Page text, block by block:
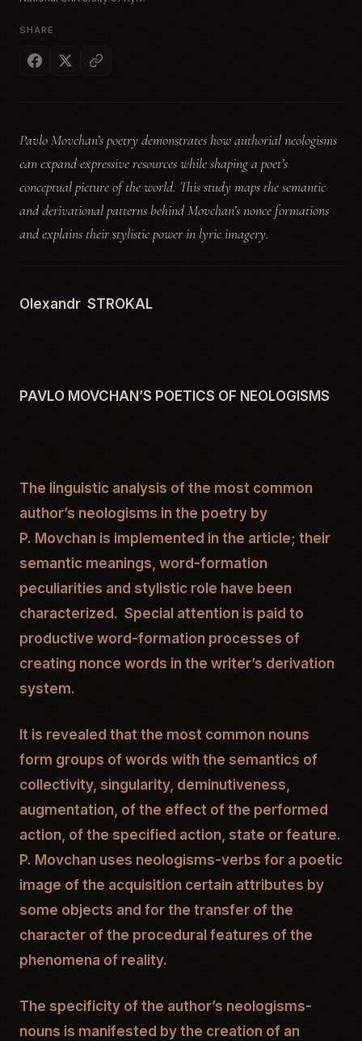
SHARE
Pavlo Movchan’s poetry demonstrates how authorial neologisms
can expand expressive resources while shaping a poet’s
conceptual picture of the world. This study maps the semantic
and derivational patterns behind Movchan’s nonce formations
and explains their stylistic power in lyric imagery.
Olexandr STROKAL
PAVLO MOVCHAN’S POETICS OF NEOLOGISMS
The linguistic analysis of the most common
author’s neologisms in the poetry by
P. Movchan is implemented in the article; their
semantic meanings, word-formation
peculiarities and stylistic role have been
characterized. Special attention is paid to
productive word-formation processes of
creating nonce words in the writer’s derivation
system.
It is revealed that the most common nouns
form groups of words with the semantics of
collectivity, singularity, deminutiveness,
augmentation, of the effect of the performed
action, of the specified action, state or feature.
P. Movchan uses neologisms-verbs for a poetic
image of the acquisition certain attributes by
some objects and for the transfer of the
character of the procedural features of the
phenomena of reality.
The specificity of the author’s neologisms-
nouns is manifested by the creation of an